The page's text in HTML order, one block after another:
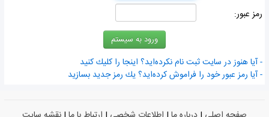
رمز عبور:
- آیا هنوز در سایت ثبت نام نكرده‌اید؟ اینجا را كلیك كنید
- آیا رمز عبور خود را فراموش كرده‌اید؟ یك رمز جدید بسازید